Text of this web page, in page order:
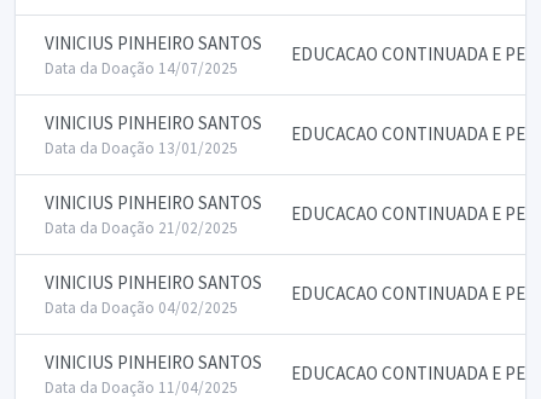
VINICIUS PINHEIRO SANTOS
Data da Doação 14/07/2025
EDUCACAO CONTINUADA E
VINICIUS PINHEIRO SANTOS
Data da Doação 13/01/2025
EDUCACAO CONTINUADA E
VINICIUS PINHEIRO SANTOS
Data da Doação 21/02/2025
EDUCACAO CONTINUADA E
VINICIUS PINHEIRO SANTOS
Data da Doação 04/02/2025
EDUCACAO CONTINUADA E
VINICIUS PINHEIRO SANTOS
Data da Doação 11/04/2025
EDUCACAO CONTINUADA E